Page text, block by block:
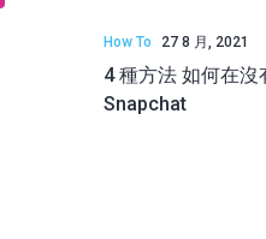
How To 27 8 月, 2021
4 種方法 如何在
Snapchat